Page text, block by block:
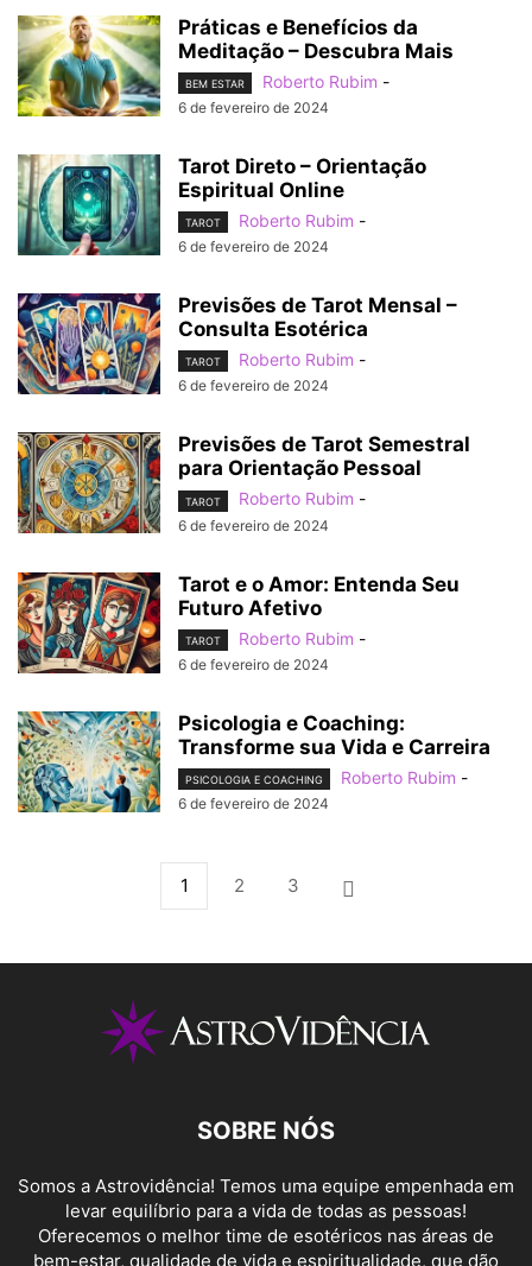
Práticas e Benefícios da
Meditação – Descubra Mais
BEM ESTAR Roberto Rubim -
6 de fevereiro de 2024
Tarot Direto – Orientação
Espiritual Online
TAROT Roberto Rubim -
6 de fevereiro de 2024
Previsões de Tarot Mensal –
Consulta Esotérica
TAROT Roberto Rubim -
6 de fevereiro de 2024
Previsões de Tarot Semestral
para Orientação Pessoal
TAROT Roberto Rubim -
6 de fevereiro de 2024
Tarot e o Amor: Entenda Seu
Futuro Afetivo
TAROT Roberto Rubim -
6 de fevereiro de 2024
Psicologia e Coaching:
Transforme sua Vida e Carreira
PSICOLOGIA E COACHING Roberto Rubim -
6 de fevereiro de 2024
1 2 3
SOBRE NÓS
Somos a Astrovidência! Temos uma equipe empenhada em
levar equilíbrio para a vida de todas as pessoas!
Oferecemos o melhor time de esotéricos nas áreas de
bem-estar, qualidade de vida e espiritualidade, que dão